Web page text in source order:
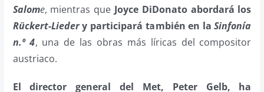
Salome, mientras que Joyce DiDonato abordará los
Rückert-Liedery participará también en laSinfonía
n.º 4, una de las obras más líricas del compositor
austriaco.
El director general del Met, Peter Gelb, ha